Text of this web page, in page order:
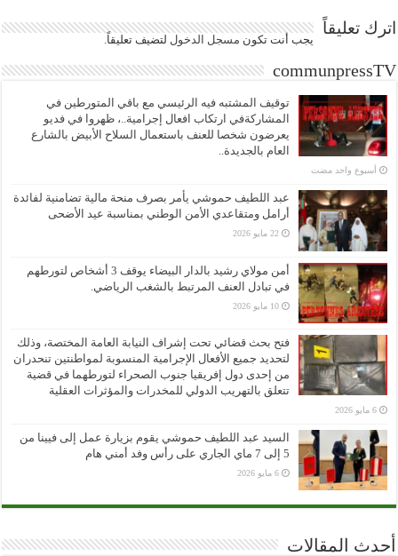
اترك تعليقاً
يجب أنت تكون مسجل الدخول لتضيف تعليقاً.
communpressTV
توقيف المشتبه فيه الرئيسي مع باقي المتورطين في
المشاركةفي ارتكاب افعال إجرامية..، ظهروا في فديو
يعرضون شخصا للعنف باستعمال السلاح الأبيض بالشارع
العام بالجديدة..
‏أسبوع واحد مضت
عبد اللطيف حموشي يأمر بصرف منحة مالية تضامنية لفائدة
أرامل ومتقاعدي الأمن الوطني بمناسبة عيد الأضحى
22 مايو 2026
أمن مولاي رشيد بالدار البيضاء يوقف 3 أشخاص لتورطهم
في تبادل العنف المرتبط بالشغب الرياضي.
10 مايو 2026
فتح بحث قضائي تحت إشراف النيابة العامة المختصة، وذلك
لتحديد جميع الأفعال الإجرامية المنسوبة لمواطنتين تنحدران
من إحدى دول إفريقيا جنوب الصحراء لتورطهما في قضية
تتعلق بالتهريب الدولي للمخدرات والمؤثرات العقلية
6 مايو 2026
السيد عبد اللطيف حموشي يقوم بزيارة عمل إلى فيينا من
5 إلى 7 ماي الجاري على رأس وفد أمني هام
6 مايو 2026
أحدث المقالات